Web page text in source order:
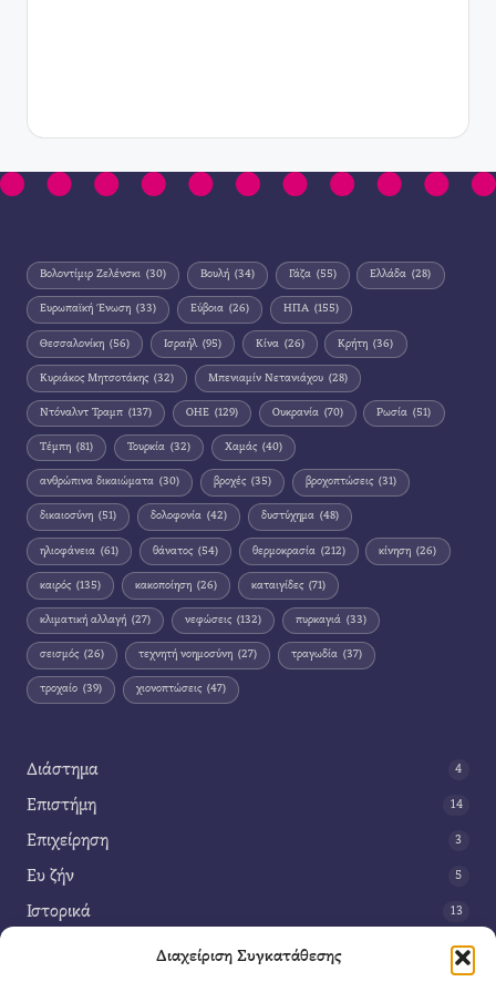
Διαχείριση Συγκατάθεσης
Βολοντίμιρ Ζελένσκι (30) Βουλή (34) Γάζα (55) Ελλάδα (28)
Ευρωπαϊκή Ένωση (33) Εύβοια (26) ΗΠΑ (155)
Θεσσαλονίκη (56) Ισραήλ (95) Κίνα (26) Κρήτη (36)
Κυριάκος Μητσοτάκης (32) Μπενιαμίν Νετανιάχου (28)
Ντόναλντ Τραμπ (137) ΟΗΕ (129) Ουκρανία (70) Ρωσία (51)
Τέμπη (81) Τουρκία (32) Χαμάς (40)
ανθρώπινα δικαιώματα (30) βροχές (35) βροχοπτώσεις (31)
δικαιοσύνη (51) δολοφονία (42) δυστύχημα (48)
ηλιοφάνεια (61) θάνατος (54) θερμοκρασία (212) κίνηση (26)
καιρός (135) κακοποίηση (26) καταιγίδες (71)
κλιματική αλλαγή (27) νεφώσεις (132) πυρκαγιά (33)
σεισμός (26) τεχνητή νοημοσύνη (27) τραγωδία (37)
τροχαίο (39) χιονοπτώσεις (47)
Διάστημα 4
Επιστήμη 14
Επιχείρηση 3
Ευ ζήν 5
Ιστορικά 13
42